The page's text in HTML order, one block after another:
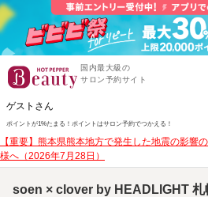
国内最大級の
サロン予約サイト
ゲストさん
ポイントが1%たまる！ ポイントはサロン予約でつかえる！
【重要】熊本県熊本地方で発生した地震の影響
様へ（2026年7月28日）
soen × clover by HEADLIGHT 札